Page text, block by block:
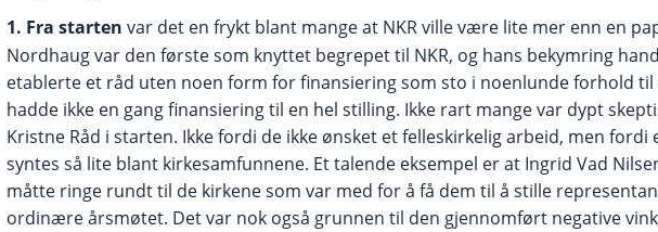
1. Fra starten var det en frykt blant mange at NKR ville være lite mer enn en
Nordhaug var den første som knyttet begrepet til NKR, og hans bekymring
etablerte et råd uten noen form for finansiering som sto i noenlunde forhold til
hadde ikke en gang finansiering til en hel stilling. Ikke rart mange var dypt
Kristne Råd i starten. Ikke fordi de ikke ønsket et felleskirkelig arbeid, men fordi
syntes så lite blant kirkesamfunnene. Et talende eksempel er at Ingrid Vad
måtte ringe rundt til de kirkene som var med for å få dem til å stille
ordinære årsmøtet. Det var nok også grunnen til den gjennomført negative